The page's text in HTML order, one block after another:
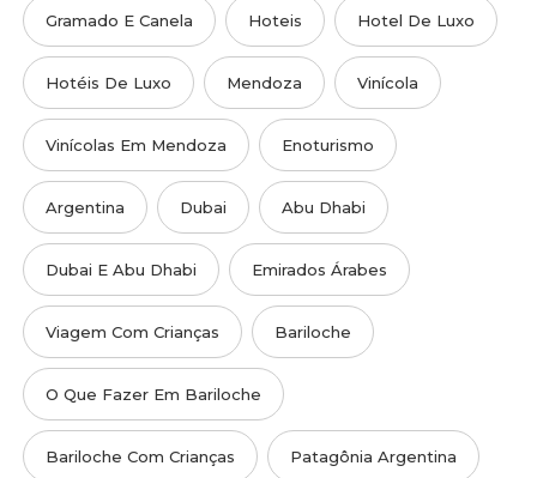
Gramado E Canela Hoteis Hotel De Luxo
Hotéis De Luxo Mendoza Vinícola
Vinícolas Em Mendoza Enoturismo
Argentina Dubai Abu Dhabi
Dubai E Abu Dhabi Emirados Árabes
Viagem Com Crianças Bariloche
O Que Fazer Em Bariloche
Bariloche Com Crianças Patagônia Argentina